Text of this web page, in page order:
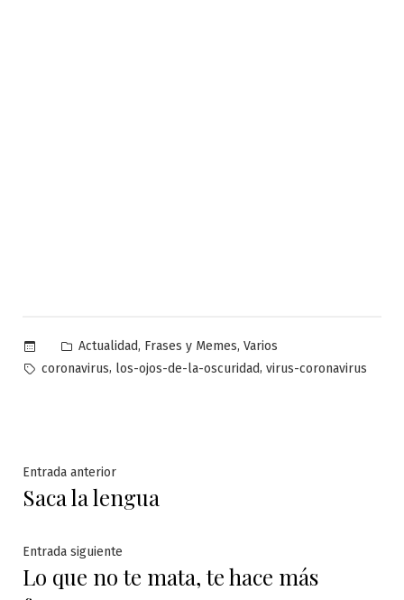
Publicado
en
Actualidad, Frases y Memes, Varios
Etiquetas:
coronavirus, los-ojos-de-la-oscuridad, virus-coronavirus
Navegación
de
entradas
Entrada anteriorEntrada
anterior:
Saca la lengua
Entrada siguiente
siguiente:
Lo que no te mata, te hace más